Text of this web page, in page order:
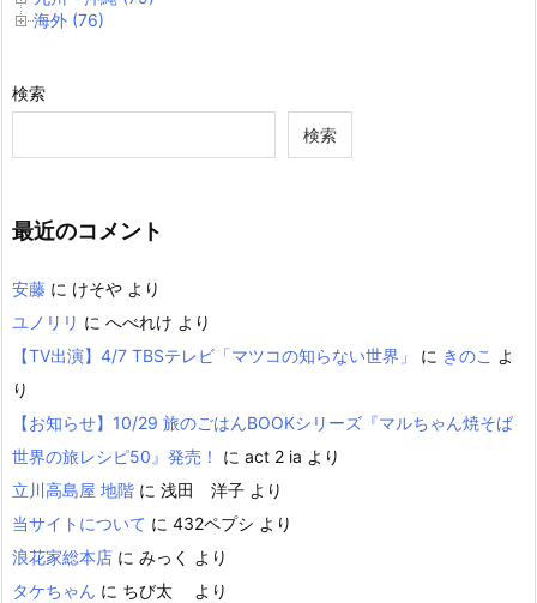
海外 (76)
検索
検索
最近のコメント
安藤 に けそや より
ユノリリ に へべれけ より
【TV出演】4/7 TBSテレビ「マツコの知らない世界」
に きのこ よ
り
【お知らせ】10/29 旅のごはんBOOKシリーズ『マルちゃん焼そば
世界の旅レシピ50』発売！
に act 2 ia より
立川高島屋 地階 に 浅田 洋子 より
当サイトについて に 432ペプシ より
浪花家総本店 に みっく
より
タケちゃん に ちび太 より